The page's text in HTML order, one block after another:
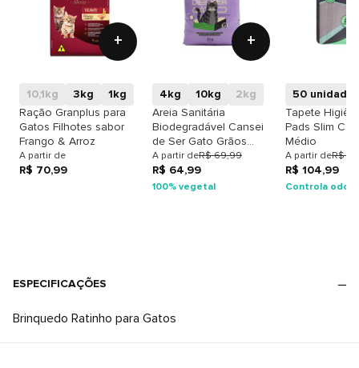
+
10,1kg 3kg
1kg
Ração Granplus para
Gatos Filhotes sabor
Frango & Arroz
A partir de
R$ 70,99
+
4kg 10kg
2kg
Areia Sanitária
Biodegradável Cansei
de Ser Gato Grãos
Médios
A partir deR$ 69,99
R$ 64,99
100% vegetal
50 unidades
Tapete
Pads Slim Carvão
Médio
A partir deR$
R$ 104,99
Controla
ESPECIFICAÇÕES
Brinquedo Ratinho para Gatos